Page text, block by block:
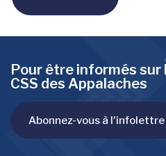
Pour être informés
CSS des Appalaches
Abonnez-vous à l'infolettre